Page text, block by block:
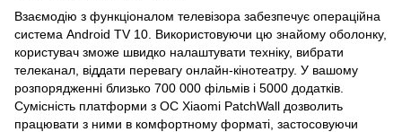
Взаємодію з функціоналом телевізора забезпечує операційна
система Android TV 10. Використовуючи цю знайому оболонку,
користувач зможе швидко налаштувати техніку, вибрати
телеканал, віддати перевагу онлайн-кінотеатру. У вашому
розпорядженні близько 700 000 фільмів і 5000 додатків.
Сумісність платформи з ОС Xiaomi PatchWall дозволить
працювати з ними в комфортному форматі, застосовуючи